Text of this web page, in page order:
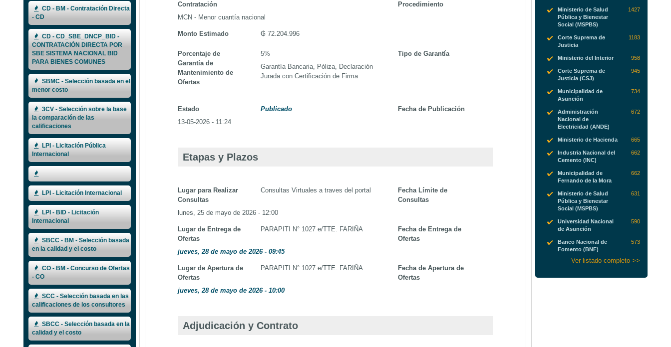
CD - BM - Contratación Directa
- CD
CD - CD_SBE_DNCP_BID -
CONTRATACIÓN DIRECTA POR
SBE SISTEMA NACIONAL BID
PARA BIENES COMUNES
SBMC - Selección basada en el
menor costo
3CV - Selección sobre la base
la comparación de las
calificaciones
LPI - Licitación Pública
Internacional
LPI - Licitación Internacional
LPI - BID - Licitación
Internacional
SBCC - BM - Selección basada
en la calidad y el costo
CO - BM - Concurso de Ofertas
- CO
SCC - Selección basada en las
calificaciones de los consultores
SBCC - Selección basada en la
calidad y el costo
Contratación
Procedimiento
MCN - Menor cuantía nacional
Monto Estimado ₲ 72.204.996
Porcentaje de
Garantía de
Mantenimiento de
Ofertas
5%
Tipo de Garantía
Garantía Bancaria, Póliza, Declaración
Jurada con Certificación de Firma
Estado Publicado
Fecha de Publicación
13-05-2026 - 11:24
Etapas y Plazos
Lugar para Realizar
Consultas
Consultas Virtuales a traves del portal
Fecha Límite de
Consultas
lunes, 25 de mayo de 2026 - 12:00
Lugar de Entrega de
Ofertas
PARAPITI N° 1027 e/TTE. FARIÑA
Fecha de Entrega de
Ofertas
jueves, 28 de mayo de 2026 - 09:45
Lugar de Apertura de
Ofertas
PARAPITI N° 1027 e/TTE. FARIÑA
Fecha de Apertura de
Ofertas
jueves, 28 de mayo de 2026 - 10:00
Adjudicación y Contrato
Ministerio de Salud
Pública y Bienestar
Social (MSPBS)
1427
Corte Suprema de
Justicia
1183
Ministerio del Interior 958
Corte Suprema de
Justicia (CSJ)
945
Municipalidad de
Asunción
734
Administración
Nacional de
Electricidad (ANDE)
672
Ministerio de Hacienda 665
Industria Nacional del
Cemento (INC)
662
Municipalidad de
Fernando de la Mora
662
Ministerio de Salud
Pública y Bienestar
Social (MSPBS)
631
Universidad Nacional
de Asunción
590
Banco Nacional de
Fomento (BNF)
573
Ver listado completo >>